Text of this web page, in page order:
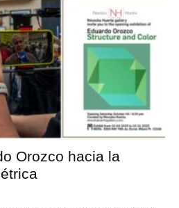
Orozco hacia la